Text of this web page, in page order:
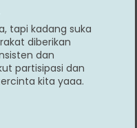
tapi kadang suka
diberikan
dan
partisipasi dan
kita yaaa.